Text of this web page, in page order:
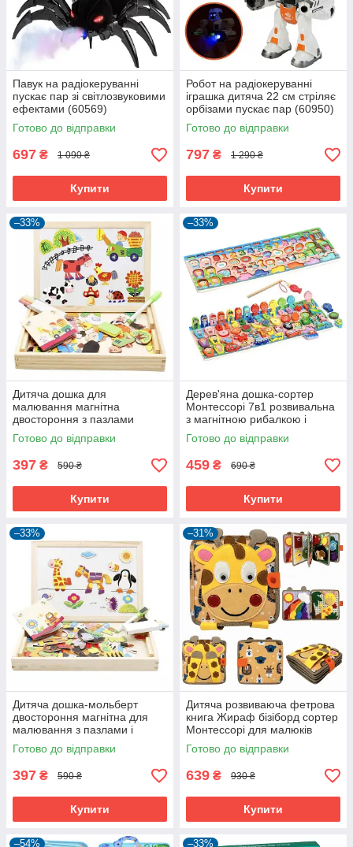
Павук на радіокеруванні
пускає пар зі світлозвуковими
ефектами (60569)
Готово до відправки
697 ₴ 1 090 ₴
Купити
Робот на радіокеруванні
іграшка дитяча 22 см стріляє
орбізами пускає пар (60950)
Готово до відправки
797 ₴ 1 290 ₴
Купити
–33%
Дитяча дошка для
малювання магнітна
двостороння з пазлами
Ферма дерев'яна (57292)
Готово до відправки
397 ₴ 590 ₴
Купити
–33%
Дерев'яна дошка-сортер
Монтессорі 7в1 розвивальна
з магнітною рибалкою і
цифрами (60176)
Готово до відправки
459 ₴ 690 ₴
Купити
–33%
Дитяча дошка-мольберт
двостороння магнітна для
малювання з пазлами і
крейдою (60442)
Готово до відправки
397 ₴ 590 ₴
Купити
–31%
Дитяча розвиваюча фетрова
книга Жираф бізіборд сортер
Монтессорі для малюків
(60797)
Готово до відправки
639 ₴ 930 ₴
Купити
–54% –33%